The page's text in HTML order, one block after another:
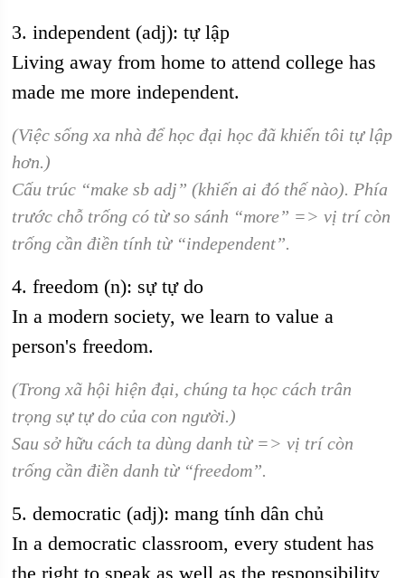
3. independent (adj): tự lập
Living away from home to attend college has
made me more independent.
(Việc sống xa nhà để học đại học đã khiến tôi tự lập
hơn.)
Cấu trúc “make sb adj” (khiến ai đó thế nào). Phía
trước chỗ trống có từ so sánh “more” => vị trí còn
trống cần điền tính từ “independent”.
4. freedom (n): sự tự do
In a modern society, we learn to value a
person's freedom.
(Trong xã hội hiện đại, chúng ta học cách trân
trọng sự tự do của con người.)
Sau sở hữu cách ta dùng danh từ => vị trí còn
trống cần điền danh từ “freedom”.
5. democratic (adj): mang tính dân chủ
In a democratic classroom, every student has
the right to speak as well as the responsibility